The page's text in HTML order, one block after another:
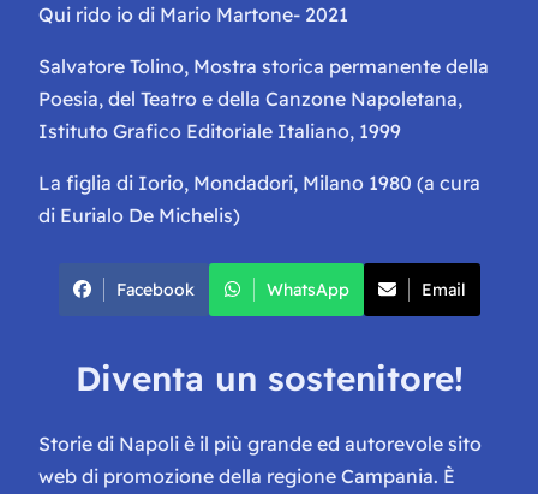
Qui rido io di Mario Martone- 2021
Salvatore Tolino, Mostra storica permanente della
Poesia, del Teatro e della Canzone Napoletana,
Istituto Grafico Editoriale Italiano, 1999
La figlia di Iorio, Mondadori, Milano 1980 (a cura
di Eurialo De Michelis)
Facebook WhatsApp Email
Diventa un sostenitore!
Storie di Napoli è il più grande ed autorevole sito
web di promozione della regione Campania. È